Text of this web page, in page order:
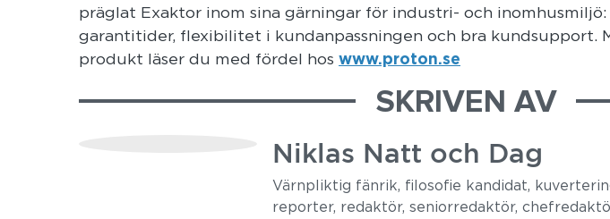
präglat Exaktor inom sina gärningar för industri- och
garantitider, flexibilitet i kundanpassningen och bra kundsupport.
produkt läser du med fördel hos www.proton.se
SKRIVEN AV
Niklas Natt och Dag
Värnpliktig fänrik, filosofie kandidat,
reporter, redaktör, seniorredaktör,